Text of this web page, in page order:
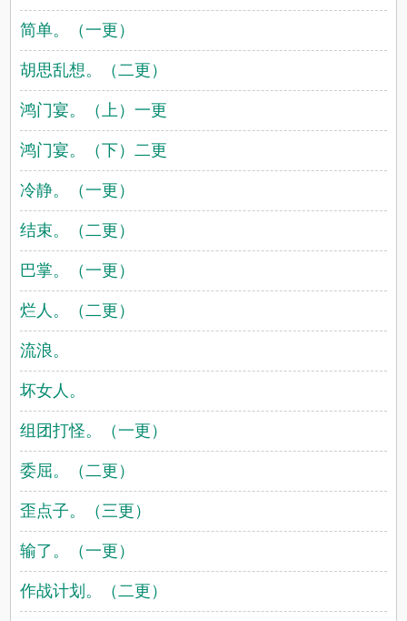
简单。（一更）
胡思乱想。（二更）
鸿门宴。（上）一更
鸿门宴。（下）二更
冷静。（一更）
结束。（二更）
巴掌。（一更）
烂人。（二更）
流浪。
坏女人。
组团打怪。（一更）
委屈。（二更）
歪点子。（三更）
输了。（一更）
作战计划。（二更）